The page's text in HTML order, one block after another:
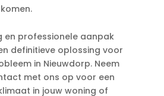
en professionele aanpak
definitieve oplossing voor
in Nieuwdorp.​ Neem
met ons op voor een
in jouw woning of